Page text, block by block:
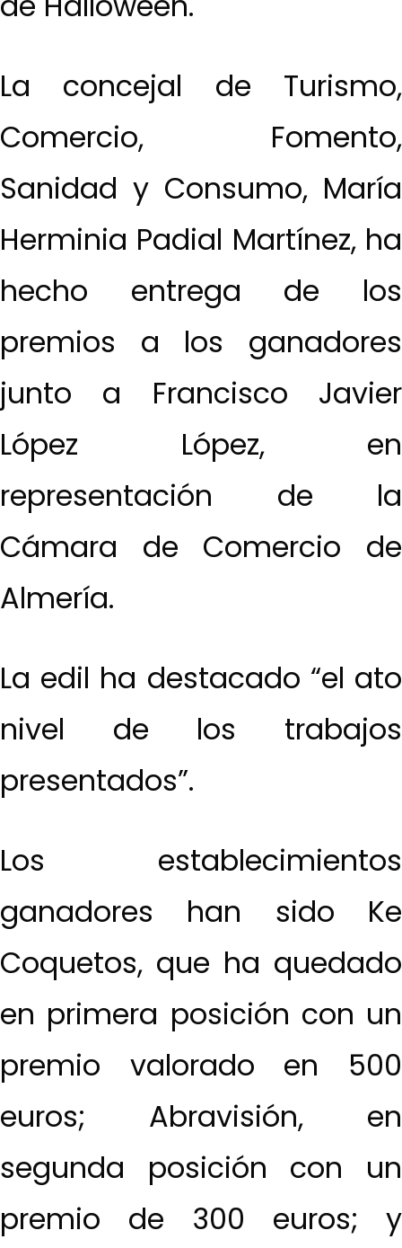
La concejal de Turismo,
Comercio, Fomento,
Sanidad y Consumo, María
Herminia Padial Martínez, ha
hecho entrega de los
premios a los ganadores
junto a Francisco Javier
López López, en
representación de la
Cámara de Comercio de
Almería.
La edil ha destacado “el ato
nivel de los trabajos
presentados”.
Los establecimientos
ganadores han sido Ke
Coquetos, que ha quedado
en primera posición con un
premio valorado en 500
euros; Abravisión, en
segunda posición con un
premio de 300 euros; y